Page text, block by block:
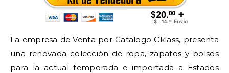
La empresa de Venta por CatalogoCklass, presenta
una renovada colección de ropa, zapatos y bolsos
para la actual temporada e importada a Estados